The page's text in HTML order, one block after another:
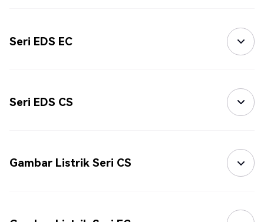
Seri EDS EC
Seri EDS CS
Gambar Listrik Seri CS